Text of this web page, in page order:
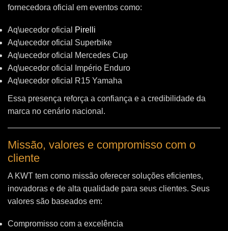
fornecedora oficial em eventos como:
Aq\uecedor oficial
Pirelli
Aq\uecedor oficial Superbike
Aq\uecedor oficial Mercedes Cup
Aq\uecedor oficial Império Enduro
Aq\uecedor oficial R15 Yamaha
Essa presença reforça a confiança e a credibilidade da
marca no cenário nacional.
Missão, valores e compromisso com o
cliente
A KWT tem como missão oferecer soluções eficientes,
inovadoras e de alta qualidade para seus clientes. Seus
valores são baseados em:
Compromisso com a excelência